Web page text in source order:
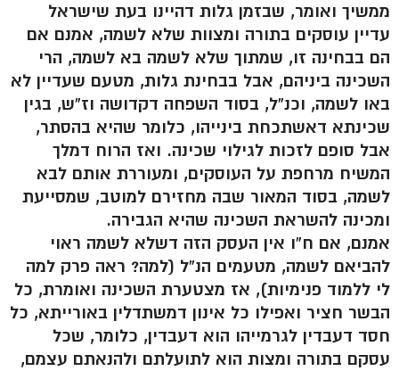
ממשיך ואומר, שבזמן גלות דהיינו בעת שישראל
עדיין עוסקים בתורה ומצוות שלא לשמה, אמנם אם
הם בבחינה זו, שמתוך שלא לשמה בא לשמה, הרי
השכינה ביניהם, אבל בבחינת גלות, מטעם שעדיין לא
באו לשמה, וכנ”ל, בסוד השפחה דקדושה וז”ש, בגין
שכינתא דאשתכחת בינייהו, כלומר שהיא בהסתר,
אבל סופם לזכות לגילוי שכינה. ואז הרוח דמלך
המשיח מרחפת על העוסקים, ומעוררת אותם לבא
לשמה, בסוד המאור שבה מחזירם למוטב, שמסייעת
ומכינה להשראת השכינה שהיא הגבירה.
אמנם, אם ח”ו אין העסק הזה דשלא לשמה ראוי
להביאם לשמה, מטעמים הנ”ל (למה? ראה פרק למה
לי ללמוד פנימיות), אז מצטערת השכינה ואומרת, כל
הבשר חציר ואפילו כל אינון דמשתדלין באורייתא, כל
חסד דעבדין לגרמייהו הוא דעבדין, כלומר, שכל
עסקם בתורה ומצות הוא לתועלתם ולהנאתם עצמם,